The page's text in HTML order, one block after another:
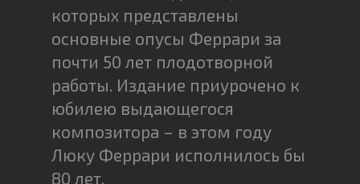
которых представлены
основные опусы Феррари за
почти 50 лет плодотворной
работы. Издание приурочено к
юбилею выдающегося
композитора – в этом году
Люку Феррари исполнилось бы
80 лет.